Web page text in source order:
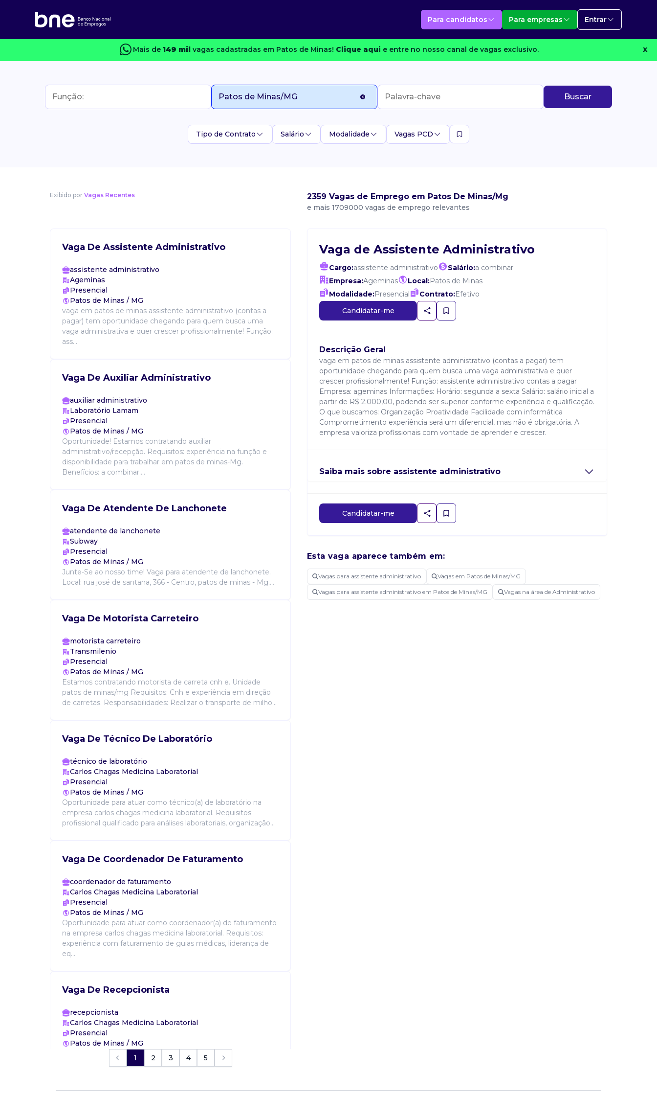
Para candidatos Para empresas Entrar
Mais de 149 mil vagas cadastradas em Patos de Minas! Clique aqui e entre no nosso canal de vagas exclusivo. X
Buscar
Tipo de Contrato Salário Modalidade Vagas PCD
Exibido por Vagas Recentes 2359 Vagas de Emprego em Patos De Minas/Mg
e mais 1709000 vagas de emprego relevantes
Vaga De Assistente Administrativo
assistente administrativo
Ageminas
Presencial
Patos de Minas / MG
vaga em patos de minas assistente administrativo (contas a
pagar) tem oportunidade chegando para quem busca uma
vaga administrativa e quer crescer profissionalmente! Função:
ass...
Vaga De Auxiliar Administrativo
auxiliar administrativo
Laboratório Lamam
Presencial
Patos de Minas / MG
Oportunidade! Estamos contratando auxiliar
administrativo/recepção. Requisitos: experiência na função e
disponibilidade para trabalhar em patos de minas-Mg.
Benefícios: a combinar....
Vaga De Atendente De Lanchonete
atendente de lanchonete
Subway
Presencial
Patos de Minas / MG
Junte-Se ao nosso time! Vaga para atendente de lanchonete.
Local: rua josé de santana, 366 - Centro, patos de minas - Mg....
Vaga De Motorista Carreteiro
motorista carreteiro
Transmilenio
Presencial
Patos de Minas / MG
Estamos contratando motorista de carreta cnh e. Unidade
patos de minas/mg Requisitos: Cnh e experiência em direção
de carretas. Responsabilidades: Realizar o transporte de milho...
Vaga De Técnico De Laboratório
técnico de laboratório
Carlos Chagas Medicina Laboratorial
Presencial
Patos de Minas / MG
Oportunidade para atuar como técnico(a) de laboratório na
empresa carlos chagas medicina laboratorial. Requisitos:
profissional qualificado para análises laboratoriais, organização...
Vaga De Coordenador De Faturamento
coordenador de faturamento
Carlos Chagas Medicina Laboratorial
Presencial
Patos de Minas / MG
Oportunidade para atuar como coordenador(a) de faturamento
na empresa carlos chagas medicina laboratorial. Requisitos:
experiência com faturamento de guias médicas, liderança de
eq...
Vaga De Recepcionista
recepcionista
Carlos Chagas Medicina Laboratorial
Presencial
Patos de Minas / MG
Oportunidade para atuar como recepcionista na empresa carlos
1 2 3 4 5
Vaga de Assistente Administrativo
Cargo:assistente administrativo Salário:a combinar
Empresa:Ageminas Local:Patos de Minas
Modalidade:Presencial Contrato:Efetivo
Candidatar-me
Descrição Geral
vaga em patos de minas assistente administrativo (contas a pagar) tem
oportunidade chegando para quem busca uma vaga administrativa e quer
crescer profissionalmente! Função: assistente administrativo contas a pagar
Empresa: ageminas Informações: Horário: segunda a sexta Salário: salário inicial a
partir de R$ 2.000,00, podendo ser superior conforme experiência e qualificação.
O que buscamos: Organização Proatividade Facilidade com informática
Comprometimento experiência será um diferencial, mas não é obrigatória. A
empresa valoriza profissionais com vontade de aprender e crescer.
Saiba mais sobre assistente administrativo
Candidatar-me
Esta vaga aparece também em:
Vagas para assistente administrativo Vagas em Patos de Minas/MG
Vagas para assistente administrativo em Patos de Minas/MG Vagas na área de Administrativo